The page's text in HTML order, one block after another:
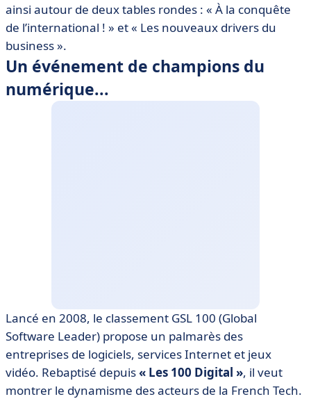
ainsi autour de deux tables rondes : « À la conquête
de l’international ! » et « Les nouveaux drivers du
business ».
Un événement de champions du
numérique...
Lancé en 2008, le classement GSL 100 (Global
Software Leader) propose un palmarès des
entreprises de logiciels, services Internet et jeux
vidéo. Rebaptisé depuis« Les 100 Digital », il veut
montrer le dynamisme des acteurs de la French Tech.